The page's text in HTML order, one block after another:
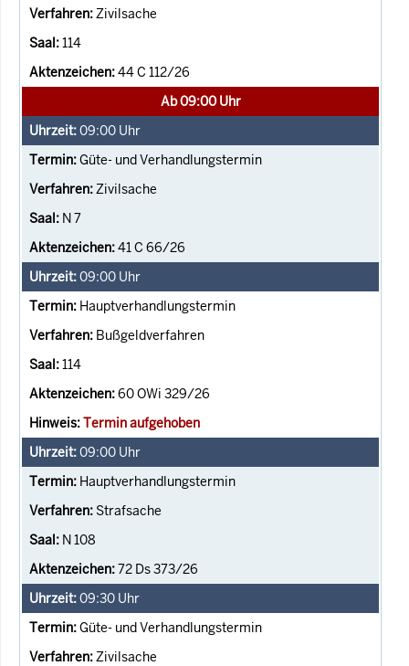
Zivilsache
114
44 C 112/26
Ab 09:00 Uhr
09:00 Uhr
Güte- und Verhandlungstermin
Zivilsache
N 7
41 C 66/26
09:00 Uhr
Hauptverhandlungstermin
Bußgeldverfahren
114
60 OWi 329/26
Termin aufgehoben
09:00 Uhr
Hauptverhandlungstermin
Strafsache
N 108
72 Ds 373/26
09:30 Uhr
Güte- und Verhandlungstermin
Zivilsache